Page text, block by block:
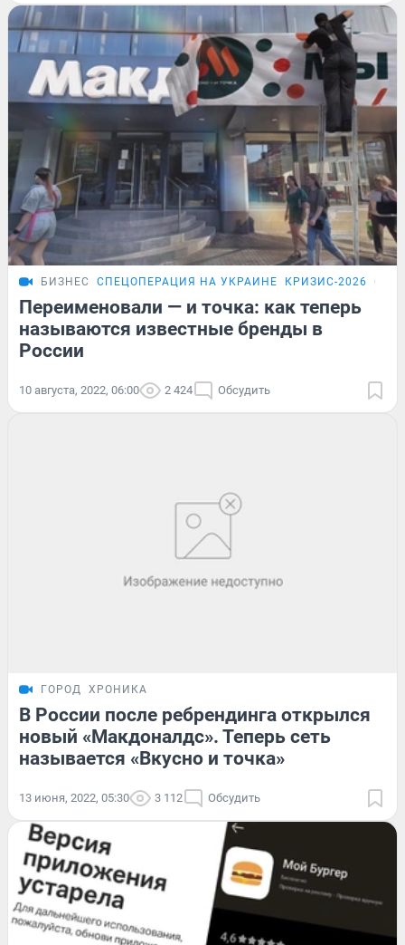
БИЗНЕС СПЕЦОПЕРАЦИЯ НА УКРАИНЕ КРИЗИС-2026
Переименовали — и точка: как теперь
называются известные бренды в
России
10 августа, 2022, 06:00 2 424 Обсудить
ГОРОД ХРОНИКА
В России после ребрендинга открылся
новый «Макдоналдс». Теперь сеть
называется «Вкусно и точка»
13 июня, 2022, 05:30 3 112 Обсудить